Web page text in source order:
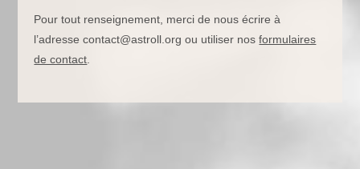
Pour tout renseignement, merci de nous écrire à
l’adresse contact@astroll.org ou utiliser nosformulaires
de contact